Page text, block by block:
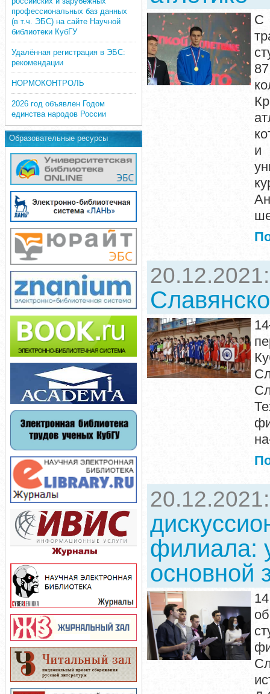
профессиональных баз данных
(в т.ч. ЭБС) на сайте Научной
библиотеки КубГУ
Удалённая регистрация в ЭБС:
рекомендации
НОРМОКОНТРОЛЬ
2026 год объявлен Годом
единства народов России
Образовательные ресурсы
С
и
филиала:
основной